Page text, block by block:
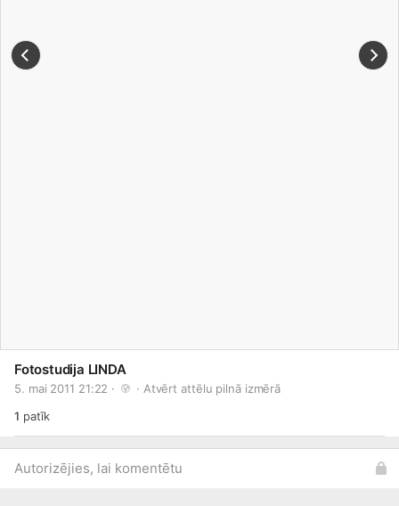
Fotostudija LINDA
5. mai 2011 21:22 · · Atvērt attēlu pilnā izmērā
1 patīk
Autorizējies, lai komentētu